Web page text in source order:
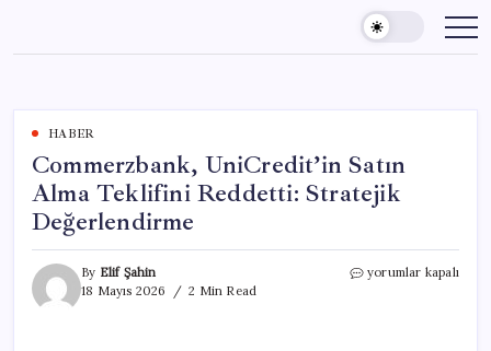
content
HABER
Commerzbank, UniCredit’in Satın
Alma Teklifini Reddetti: Stratejik
Değerlendirme
By Elif Şahin
18 Mayıs 2026
2 Min Read
Commerzbank,
yorumlar kapalı